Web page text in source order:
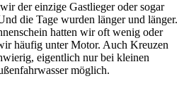
der einzige Gastlieger oder sogar
die Tage wurden länger und länger.
hatten wir oft wenig oder
häufig unter Motor. Auch Kreuzen
eigentlich nur bei kleinen
möglich.